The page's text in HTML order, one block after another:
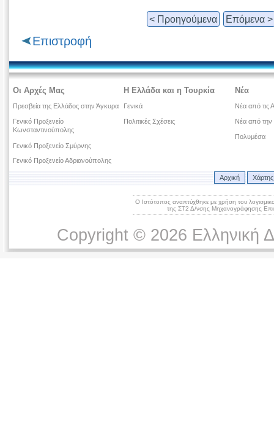
< Προηγούμενα Επόμενα >
Επιστροφή
Οι Αρχές Μας
Πρεσβεία της Ελλάδος στην Άγκυρα
Γενικό Προξενείο
Κωνσταντινούπολης
Γενικό Προξενείο Σμύρνης
Γενικό Προξενείο Αδριανούπολης
Η Ελλάδα και η Τουρκία
Γενικά
Πολιτικές Σχέσεις
Νέα
Νέα από τις
Νέα από την
Πολυμέσα
Αρχική
Ο Ιστότοπος αναπτύχθηκε με χρήση του
της ΣΤ2 Δ/νσης Μηχανογράφησης
Copyright © 2026 Ελληνική